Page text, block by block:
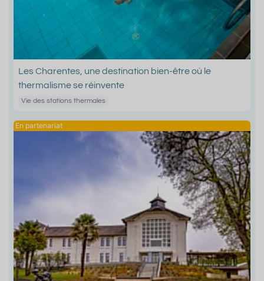
Les Charentes, une destination bien-être où le
thermalisme se réinvente
Vie des stations thermales